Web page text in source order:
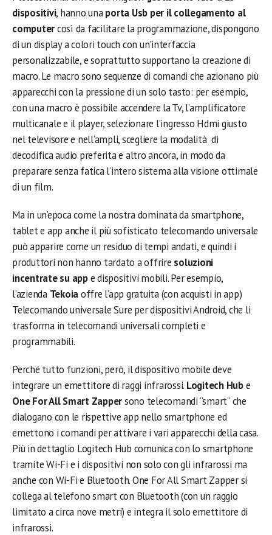
dispositivi, hanno unaporta Usb per il collegamento al
computercosì da facilitare la programmazione, dispongono
di un display a colori touch con un’interfaccia
personalizzabile, e soprattutto supportano la creazione di
macro. Le macro sono sequenze di comandi che azionano più
apparecchi con la pressione di un solo tasto: per esempio,
con una macro è possibile accendere la Tv, l’amplificatore
multicanale e il player, selezionare l’ingresso Hdmi giusto
nel televisore e nell’ampli, scegliere la modalità di
decodifica audio preferita e altro ancora, in modo da
preparare senza fatica l’intero sistema alla visione ottimale
di un film.
Ma in un’epoca come la nostra dominata da smartphone,
tablet e app anche il più sofisticato telecomando universale
può apparire come un residuo di tempi andati, e quindi i
produttori non hanno tardato a offrire soluzioni
incentrate su appe dispositivi mobili. Per esempio,
l’azienda Tekoiaoffre l’app gratuita (con acquisti in app)
Telecomando universale Sure per dispositivi Android, che li
trasforma in telecomandi universali completi e
programmabili.
Perché tutto funzioni, però, il dispositivo mobile deve
integrare un emettitore di raggi infrarossi. Logitech Hube
One For All Smart Zappersono telecomandi “smart” che
dialogano con le rispettive app nello smartphone ed
emettono i comandi per attivare i vari apparecchi della casa.
Più in dettaglio Logitech Hub comunica con lo smartphone
tramite Wi-Fi e i dispositivi non solo con gli infrarossi ma
anche con Wi-Fi e Bluetooth. One For All Smart Zapper si
collega al telefono smart con Bluetooth (con un raggio
limitato a circa nove metri) e integra il solo emettitore di
infrarossi.